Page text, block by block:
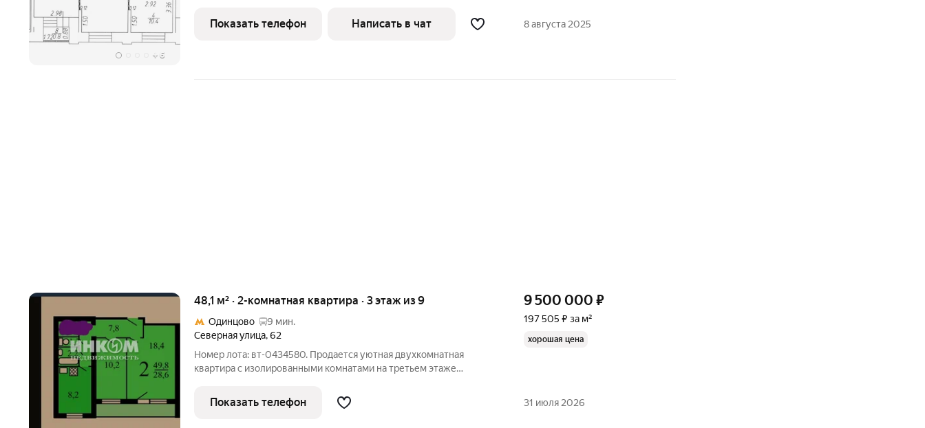
+ 6
кирпичный, стены из двойного пеноблока шириной 450 мм. В
доме 25 этажей,
Показать телефон Написать в чат 8 августа 2025
48,1 м² · 2-комнатная квартира · 3 этаж из 9
Одинцово
9 мин.
Северная улица,62
Номер лота: вт-0434580. Продается уютная двухкомнатная
квартира с изолированными комнатами на третьем этаже
тихую улицу, обеспечивая спокойствие и уединение. Дом утопает
в зелени. Удачное
9 500 000 ₽
197 505 ₽ за м²
хорошая цена
Показать телефон 31 июля 2026